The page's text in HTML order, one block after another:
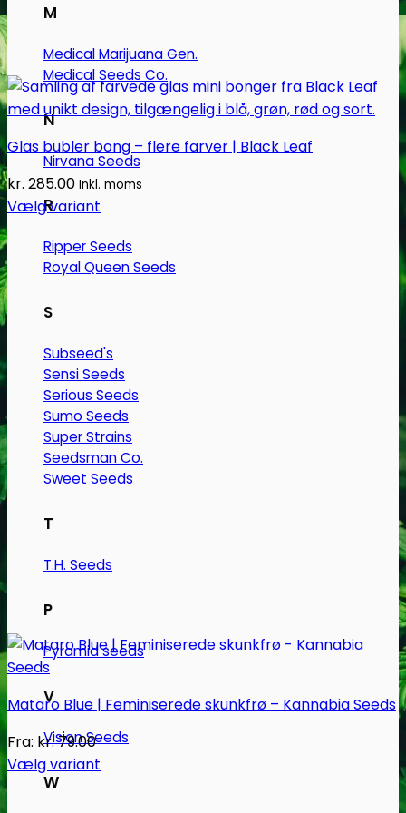
M
Medical Marijuana Gen.
Medical Seeds Co.
N
Nirvana Seeds
R
Ripper Seeds
Royal Queen Seeds
S
Subseed's
Sensi Seeds
Serious Seeds
Sumo Seeds
Super Strains
Seedsman Co.
Sweet Seeds
T
T.H. Seeds
P
Pyramid seeds
V
Vision Seeds
W
Glas bubler bong – flere farver | Black Leaf
kr. 285.00 Inkl. moms
Vælg variant
Dette
vare
har
flere
varianter.
kan
vælges
varesiden
Mataro Blue | Feminiserede skunkfrø – Kannabia Seeds
Fra: kr.79.00
Vælg variant
Dette